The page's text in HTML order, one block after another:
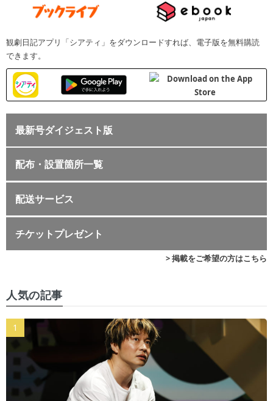
観劇日記アプリ「シアティ」をダウンロードすれば、電子版を無料購読
できます。
最新号ダイジェスト版
配布・設置箇所一覧
配送サービス
チケットプレゼント
> 掲載をご希望の方はこちら
人気の記事